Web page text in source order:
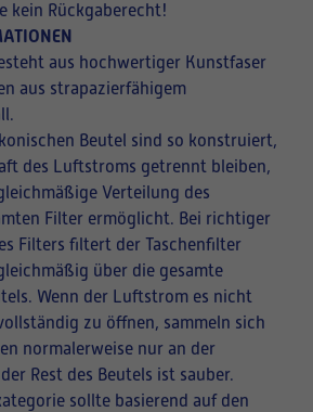
kein Rückgaberecht!
aus hochwertiger Kunstfaser
aus strapazierfähigem
Beutel sind so konstruiert,
des Luftstroms getrennt bleiben,
Verteilung des
Filter ermöglicht. Bei richtiger
Filters filtert der Taschenfilter
über die gesamte
Wenn der Luftstrom es nicht
zu öffnen, sammeln sich
normalerweise nur an der
Rest des Beutels ist sauber.
sollte basierend auf den